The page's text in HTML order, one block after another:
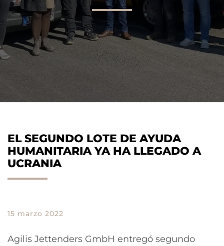
AGILIS 305C AGILIS 360D
EL SEGUNDO LOTE DE AYUDA
HUMANITARIA YA HA LLEGADO A
UCRANIA
15 marzo 2022
Agilis Jettenders GmbH entregó segundo